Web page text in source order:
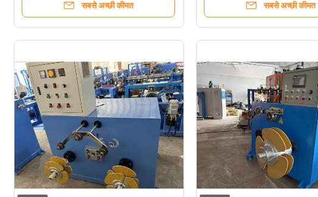
सबसे अच्छी कीमत सबसे अच्छी कीमत